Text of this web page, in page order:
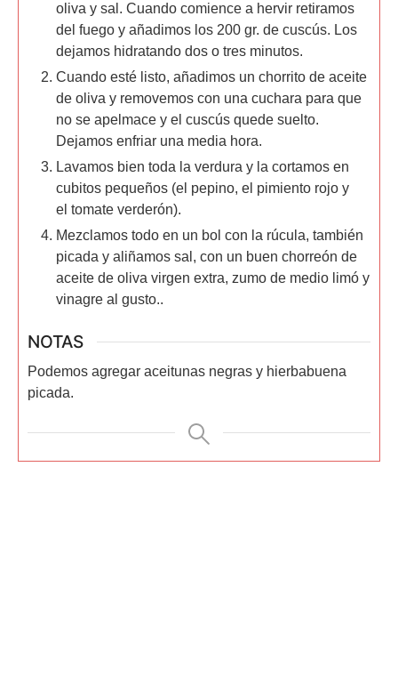
oliva y sal. Cuando comience a hervir retiramos
del fuego y añadimos los 200 gr. de cuscús. Los
dejamos hidratando dos o tres minutos.
Cuando esté listo, añadimos un chorrito de aceite
de oliva y removemos con una cuchara para que
no se apelmace y el cuscús quede suelto.
Dejamos enfriar una media hora.
Lavamos bien toda la verdura y la cortamos en
cubitos pequeños (el pepino, el pimiento rojo y
el tomate verderón).
Mezclamos todo en un bol con la rúcula, también
picada y aliñamos sal, con un buen chorreón de
aceite de oliva virgen extra, zumo de medio limó y
vinagre al gusto..
NOTAS
Podemos agregar aceitunas negras y hierbabuena
picada.